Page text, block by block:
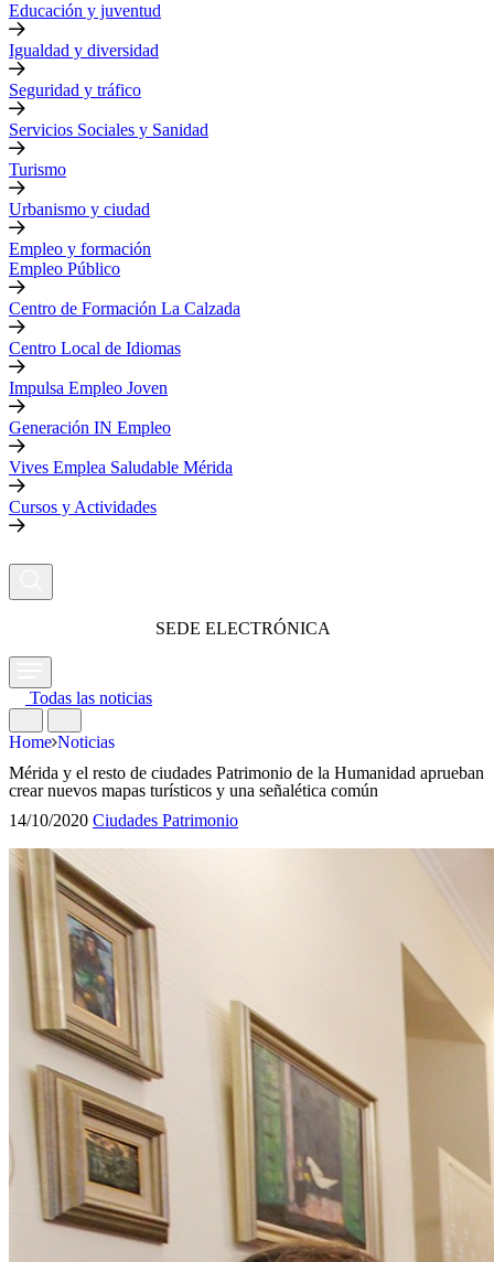
Educación y juventud
Igualdad y diversidad
Seguridad y tráfico
Servicios Sociales y Sanidad
Turismo
Urbanismo y ciudad
Empleo y formación
Empleo Público
Centro de Formación La Calzada
Centro Local de Idiomas
Impulsa Empleo Joven
Generación IN Empleo
Vives Emplea Saludable Mérida
Cursos y Actividades
SEDE ELECTRÓNICA
Todas las noticias
Home Noticias
Mérida y el resto de ciudades Patrimonio de la Humanidad aprueban
crear nuevos mapas turísticos y una señalética común
14/10/2020 Ciudades Patrimonio